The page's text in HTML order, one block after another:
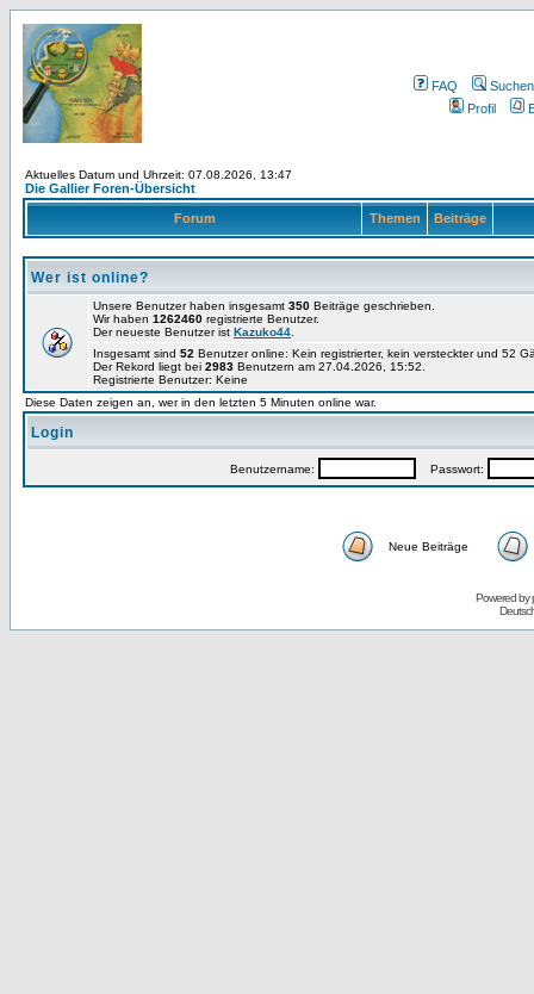
FAQ
Suchen
Profil
Aktuelles Datum und Uhrzeit: 07.08.2026, 13:47
Die Gallier Foren-Übersicht
Forum Themen Beiträge
Wer ist online?
Unsere Benutzer haben insgesamt 350 Beiträge geschrieben.
Wir haben 1262460 registrierte Benutzer.
Der neueste Benutzer ist Kazuko44
Insgesamt sind 52 Benutzer online: Kein registrierter, kein versteckter und 52
Der Rekord liegt bei 2983 Benutzern am 27.04.2026, 15:52.
Registrierte Benutzer: Keine
Diese Daten zeigen an, wer in den letzten 5 Minuten online war.
Login
Benutzername: Passwort:
Neue Beiträge
Powered by